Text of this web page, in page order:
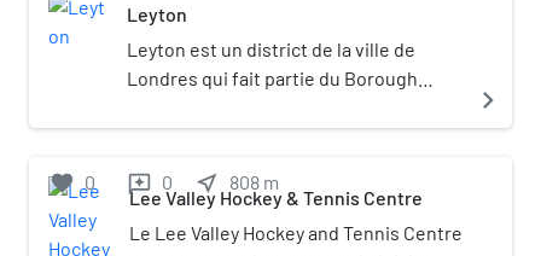
Leyton
Leyton est un district de la ville de
Londres qui fait partie du Borough
environ 10 km au nord-est de Charing
été fusionnée en 1965 avec Waltham
Forest.
navigate_next
favorite 0 reviews 0 near_me 808 m
Lee Valley Hockey & Tennis Centre
Le Lee Valley Hockey and Tennis Centre